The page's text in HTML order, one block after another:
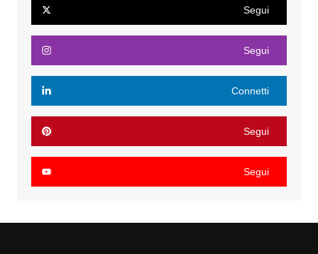
Segui
Segui
Connetti
Segui
Segui